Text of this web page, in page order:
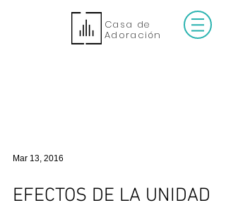
Casa de
Adoración
Mar 13, 2016
EFECTOS DE LA UNIDAD